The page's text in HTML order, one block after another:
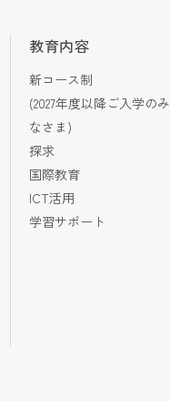
教育内容
新コース制
(2027年度以降ご入学のみ
なさま)
探求
国際教育
ICT活用
学習サポート